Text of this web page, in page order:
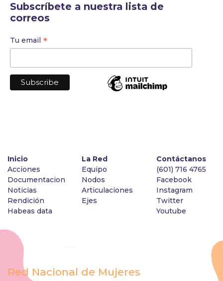
Subscríbete a nuestra lista de
correos
Tu email *
Inicio
Acciones
Documentacion
Noticias
Rendición
Habeas data
La Red
Equipo
Nodos
Articulaciones
Ejes
Contáctanos
(601) 716 4765
Facebook
Instagram
Twitter
Youtube
Red Nacional de Mujeres